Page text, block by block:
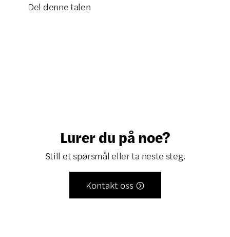
Del denne talen
Lurer du på noe?
Still et spørsmål eller ta neste steg.
Kontakt oss 